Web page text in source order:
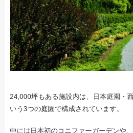
24,000坪もある施設内は、日本庭園・
いう3つの庭園で構成されています。
中には日本初のコニファーガーデンや